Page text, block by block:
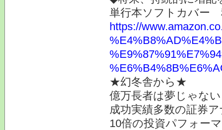
単行本ソフトカバー
https://
★幻冬舎から★
億万長者は夢じゃな
成功実績多数の証券
10倍の投資パフォー